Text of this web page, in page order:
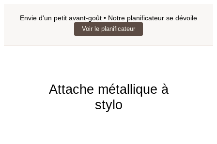
Envie d'un petit avant-goût • Notre planificateur se dévoile
Voir le planificateur
Attache métallique à
stylo